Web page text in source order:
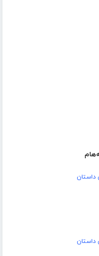
داستان
داستان